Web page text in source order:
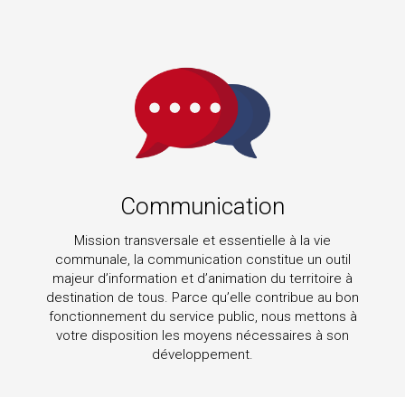
Communication
Mission transversale et essentielle à la vie
communale, la communication constitue un outil
majeur d’information et d’animation du territoire à
destination de tous. Parce qu’elle contribue au bon
fonctionnement du service public, nous mettons à
votre disposition les moyens nécessaires à son
développement.